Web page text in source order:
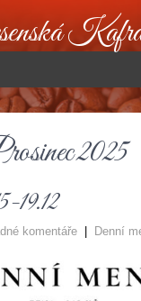
2025
19.12
komentáře Denní